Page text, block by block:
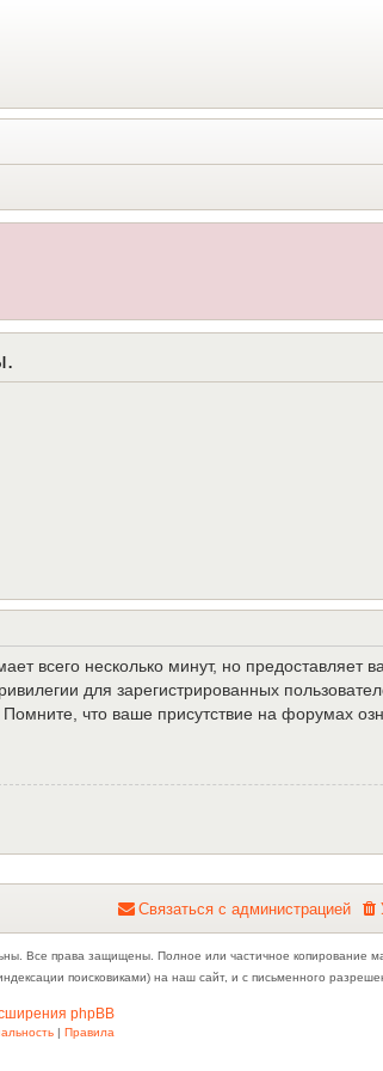
всего несколько минут, но предоставляет
для зарегистрированных
что ваше присутствие на форумах
Связаться с администрацией
Все права защищены. Полное или частичное копирование
поисковиками) на наш сайт, и с письменного
phpBB
| Правила